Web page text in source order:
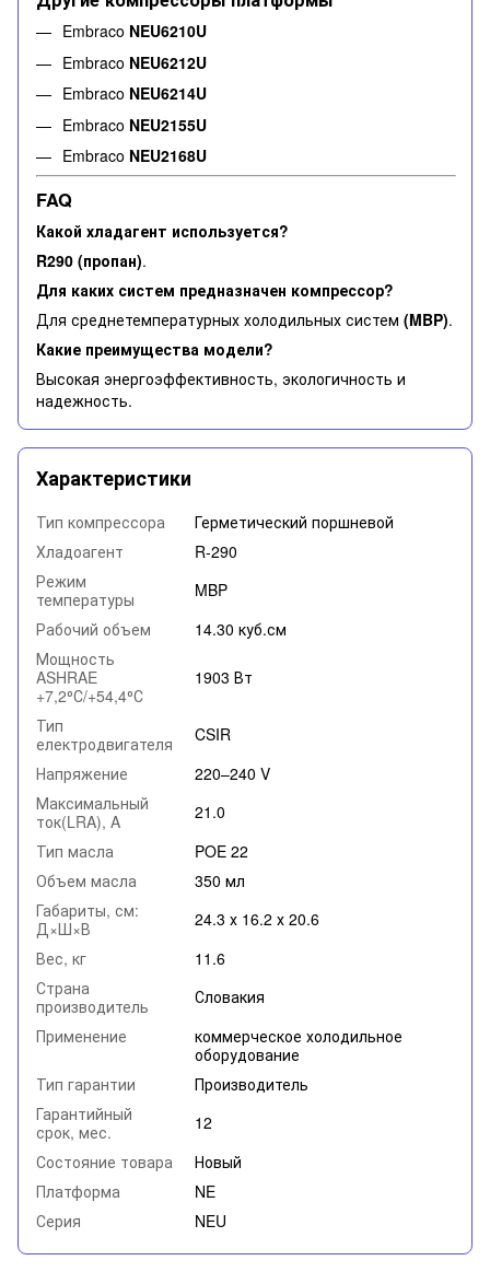
Embraco NEU6210U
Embraco NEU6212U
Embraco NEU6214U
Embraco NEU2155U
Embraco NEU2168U
FAQ
Какой хладагент используется?
R290 (пропан).
Для каких систем предназначен компрессор?
Для среднетемпературных холодильных систем (MBP).
Какие преимущества модели?
Высокая энергоэффективность, экологичность и
надежность.
Характеристики
Тип компрессора
Герметический поршневой
Хладоагент
R-290
Режим
температуры
MBP
Рабочий объем
14.30 куб.см
Мощность
ASHRAE
+7,2⁰С/+54,4⁰С
1903 Вт
Тип
електродвигателя
CSIR
Напряжение
220–240 V
Максимальный
ток(LRA), A
21.0
Тип масла
POE 22
Объем масла
350 мл
Габариты, см:
Д×Ш×В
24.3 х 16.2 х 20.6
Вес, кг
11.6
Страна
производитель
Словакия
Применение
коммерческое холодильное
оборудование
Тип гарантии
Производитель
Гарантийный
срок, мес.
12
Состояние товара
Новый
Платформа
NE
Серия
NEU